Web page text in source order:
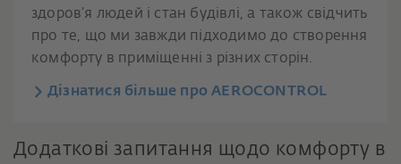
здоров’я людей і стан будівлі, а також свідчить
про те, що ми завжди підходимо до створення
комфорту в приміщенні з різних сторін.
Дізнатися більше про AEROCONTROL
Додаткові запитання щодо комфорту в